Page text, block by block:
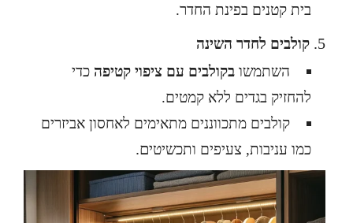
בית קטנים בפינת החדר.
קולבים לחדר השינה
השתמשו בקולבים עם ציפוי קטיפה כדי
להחזיק בגדים ללא קמטים.
קולבים מתכווננים מתאימים לאחסון אביזרים
כמו עניבות, צעיפים ותכשיטים.